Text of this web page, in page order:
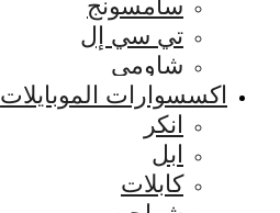
سامسونج
تي سي إل
شاومي
اكسسوارات الموبايلات
انكر
ابل
كابلات